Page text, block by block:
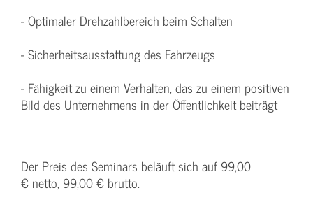
- Optimaler Drehzahlbereich beim Schalten
- Sicherheitsausstattung des Fahrzeugs
- Fähigkeit zu einem Verhalten, das zu einem positiven
Bild des Unternehmens in der Öffentlichkeit beiträgt
Der Preis des Seminars beläuft sich auf 99,00
€ netto, 99,00 € brutto.